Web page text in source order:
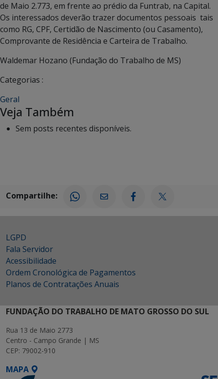
de Maio 2.773, em frente ao prédio da Funtrab, na Capital.
Os interessados deverão trazer documentos pessoais tais
como RG, CPF, Certidão de Nascimento (ou Casamento),
Comprovante de Residência e Carteira de Trabalho.
Waldemar Hozano (Fundação do Trabalho de MS)
Categorias :
Geral
Veja Também
Sem posts recentes disponíveis.
Compartilhe:
LGPD
Fala Servidor
Acessibilidade
Ordem Cronológica de Pagamentos
Planos de Contratações Anuais
FUNDAÇÃO DO TRABALHO DE MATO GROSSO DO SUL
Rua 13 de Maio 2773
Centro - Campo Grande | MS
CEP: 79002-910
MAPA